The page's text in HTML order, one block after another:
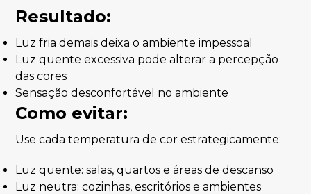
Resultado:
Luz fria demais deixa o ambiente impessoal
Luz quente excessiva pode alterar a percepção
das cores
Sensação desconfortável no ambiente
Como evitar:
Use cada temperatura de cor estrategicamente:
Luz quente: salas, quartos e áreas de descanso
Luz neutra: cozinhas, escritórios e ambientes